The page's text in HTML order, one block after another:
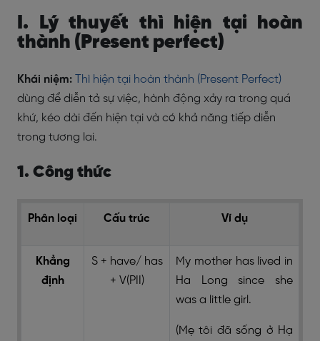
I. Lý thuyết thì hiện tại hoàn
thành (Present perfect)
Khái niệm:
Thì hiện tại hoàn thành (Present Perfect)
dùng để diễn tả sự việc, hành động xảy ra trong quá
khứ, kéo dài đến hiện tại và có khả năng tiếp diễn
trong tương lai.
1. Công thức
Phân loại Cấu trúc Ví dụ
Khẳng
định
S + have/ has
+ V(PII)
My mother has lived in
Ha Long since she
was a little girl.
(Mẹ tôi đã sống ở Hạ